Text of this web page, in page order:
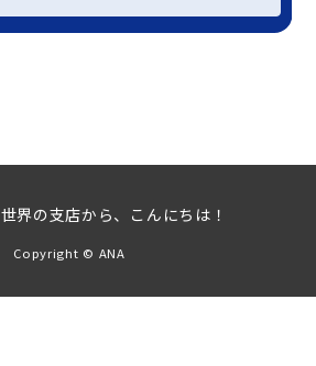
世界の支店から、こんにちは！
Copyright © ANA